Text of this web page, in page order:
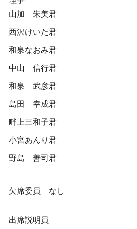
山加 朱美君
西沢けいた君
和泉なおみ君
中山 信行君
和泉 武彦君
島田 幸成君
畔上三和子君
小宮あんり君
野島 善司君
欠席委員 なし
出席説明員